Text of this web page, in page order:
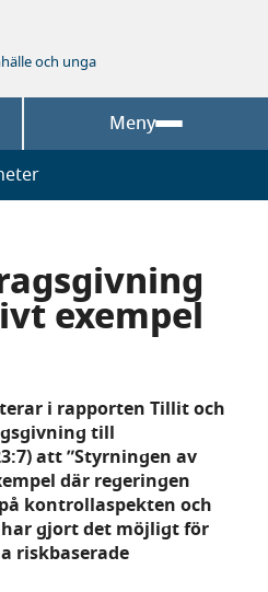
och unga
Meny
exempel
i rapporten Tillit och
till
att ”Styrningen av
där regeringen
kontrollaspekten och
gjort det möjligt för
riskbaserade